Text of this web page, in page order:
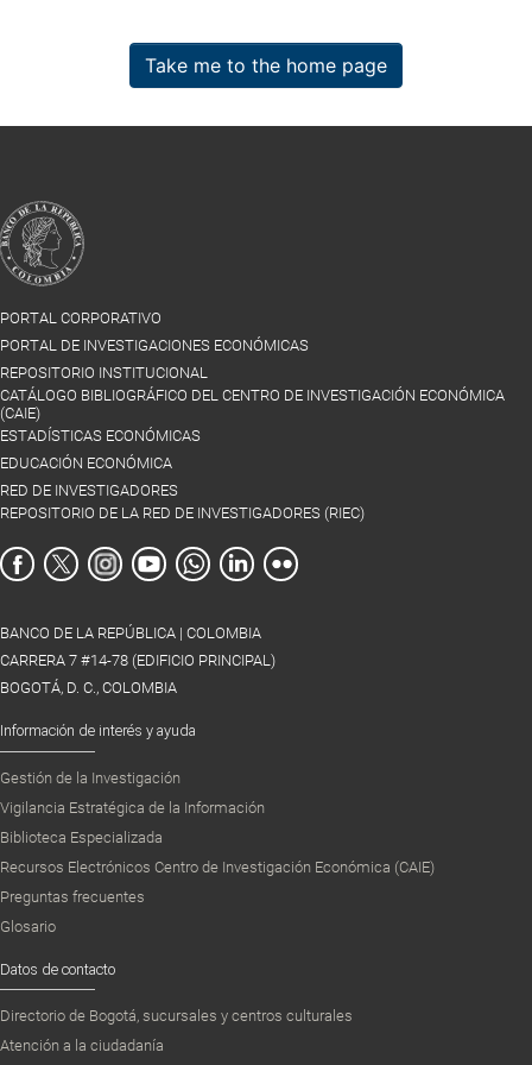
Take me to the home page
PORTAL CORPORATIVO
PORTAL DE INVESTIGACIONES ECONÓMICAS
REPOSITORIO INSTITUCIONAL
CATÁLOGO BIBLIOGRÁFICO DEL CENTRO DE INVESTIGACIÓN ECONÓMICA
(CAIE)
ESTADÍSTICAS ECONÓMICAS
EDUCACIÓN ECONÓMICA
RED DE INVESTIGADORES
REPOSITORIO DE LA RED DE INVESTIGADORES (RIEC)
BANCO DE LA REPÚBLICA | COLOMBIA
CARRERA 7 #14-78 (EDIFICIO PRINCIPAL)
BOGOTÁ, D. C., COLOMBIA
Información de interés y ayuda
Gestión de la Investigación
Vigilancia Estratégica de la Información
Biblioteca Especializada
Recursos Electrónicos Centro de Investigación Económica (CAIE)
Preguntas frecuentes
Glosario
Datos de contacto
Directorio de Bogotá, sucursales y centros culturales
Atención a la ciudadanía